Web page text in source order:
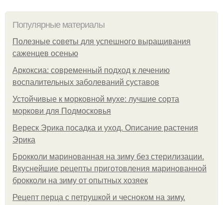
Популярные материалы
Полезные советы для успешного выращивания
саженцев осенью
Аркоксиа: современный подход к лечению
воспалительных заболеваний суставов
Устойчивые к морковной мухе: лучшие сорта
моркови для Подмосковья
Вереск Эрика посадка и уход. Описание растения
Эрика
Брокколи маринованная на зиму без стерилизации.
Вкуснейшие рецепты приготовления маринованной
брокколи на зиму от опытных хозяек
Рецепт перца с петрушкой и чесноком на зиму.